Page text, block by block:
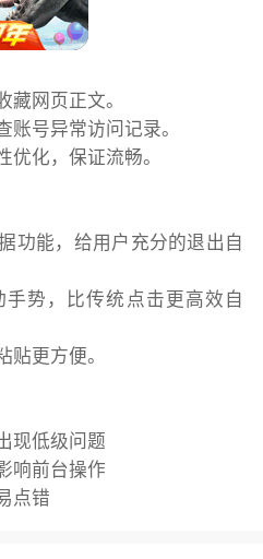
网页正文。
号异常访问记录。
化，保证流畅。
功能，给用户充分的退出自
势，比传统点击更高效自
更方便。
现低级问题
响前台操作
点错